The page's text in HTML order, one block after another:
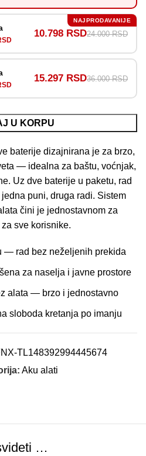
10.798 RSD24.000 RSD
NAJPRODAVANIJE
15.297 RSD36.000 RSD
U KORPU
baterije dizajnirana je za brzo,
— idealna za baštu, voćnjak,
Uz dve baterije u paketu, rad
puni, druga radi. Sistem
čini je jednostavnom za
sve korisnike.
— rad bez neželjenih prekida
za naselja i javne prostore
alata — brzo i jednostavno
sloboda kretanja po imanju
TL148392994445674
Aku alati
…